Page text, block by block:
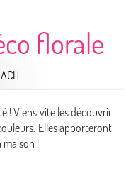
florale
! Viens vite les découvrir
Elles apporteront
maison !